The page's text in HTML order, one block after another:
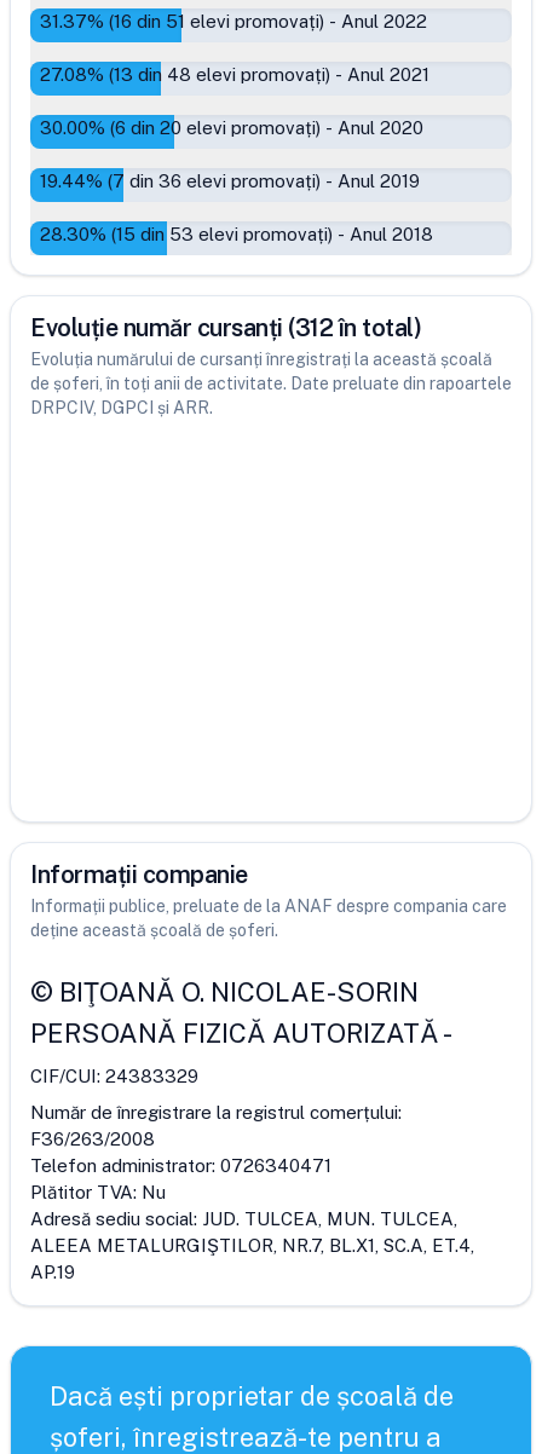
31.37% (16 din 51 elevi promovați) - Anul 2022
27.08% (13 din 48 elevi promovați) - Anul 2021
30.00% (6 din 20 elevi promovați) - Anul 2020
19.44% (7 din 36 elevi promovați) - Anul 2019
28.30% (15 din 53 elevi promovați) - Anul 2018
Evoluție număr cursanți (312 în total)
Evoluția numărului de cursanți înregistrați la această școală
de șoferi, în toți anii de activitate. Date preluate din rapoartele
DRPCIV, DGPCI și ARR.
Informații companie
Informații publice, preluate de la ANAF despre compania care
deține această școală de șoferi.
© BIŢOANĂ O. NICOLAE-SORIN
PERSOANĂ FIZICĂ AUTORIZATĂ-
CIF/CUI: 24383329
Număr de înregistrare la registrul comerțului:
F36/263/2008
Telefon administrator: 0726340471
Plătitor TVA: Nu
Adresă sediu social: JUD. TULCEA, MUN. TULCEA,
ALEEA METALURGIŞTILOR, NR.7, BL.X1, SC.A, ET.4,
AP.19
Dacă ești proprietar de școală de
șoferi, înregistrează-te pentru a